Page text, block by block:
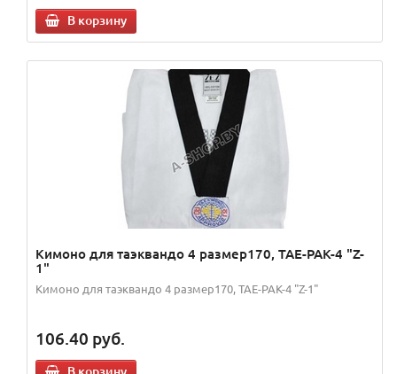
В корзину
Кимоно для таэквандо 4 размер170, TAE-PAK-4 "Z-
1"
Кимоно для таэквандо 4 размер170, TAE-PAK-4 "Z-1"
106.40 руб.